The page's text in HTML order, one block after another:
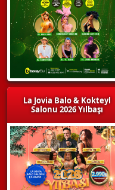
La Jovia Balo & Kokteyl
Salonu 2026 Yılbaşı